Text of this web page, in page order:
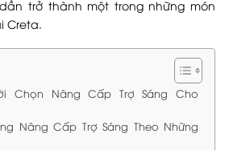
trở thành một trong những món
Creta.
Chọn Nâng Cấp Trợ Sáng Cho
Nâng Cấp Trợ Sáng Theo Những